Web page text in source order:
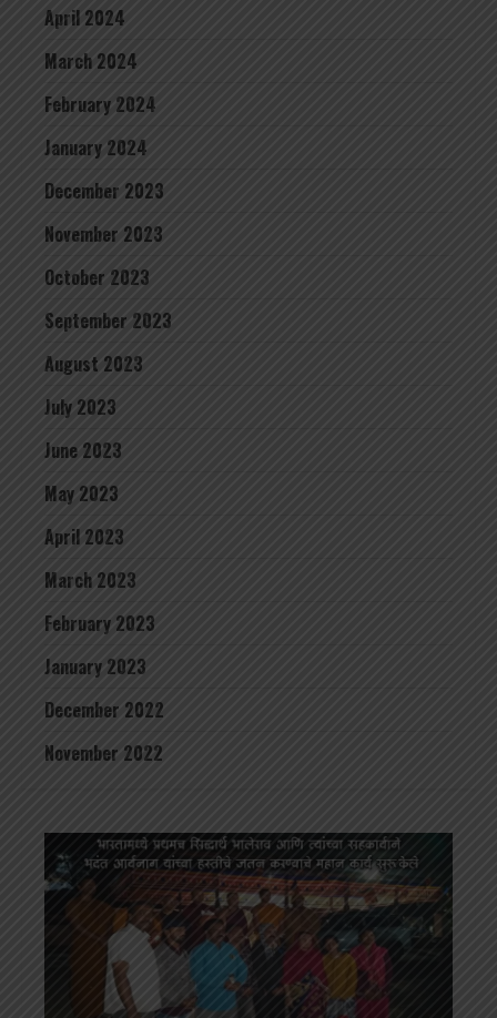
April 2024
March 2024
February 2024
January 2024
December 2023
November 2023
October 2023
September 2023
August 2023
July 2023
June 2023
May 2023
April 2023
March 2023
February 2023
January 2023
December 2022
November 2022